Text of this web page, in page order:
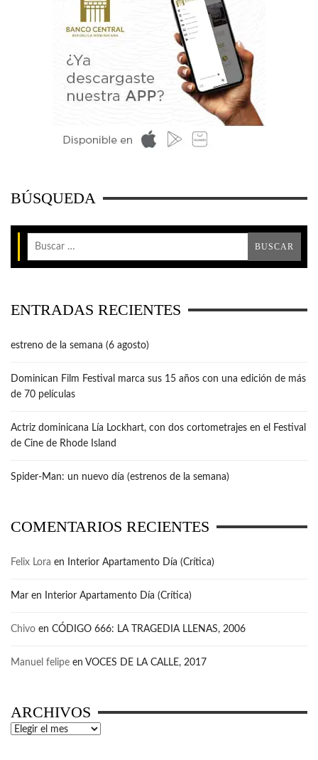
BÚSQUEDA
ENTRADAS RECIENTES
estreno de la semana (6 agosto)
Dominican Film Festival marca sus 15 años con una edición de más
de 70 películas
Actriz dominicana Lía Lockhart, con dos cortometrajes en el Festival
de Cine de Rhode Island
Spider-Man: un nuevo día (estrenos de la semana)
COMENTARIOS RECIENTES
Felix Lora en Interior Apartamento Día (Crítica)
Mar en Interior Apartamento Día (Crítica)
Chivo en CÓDIGO 666: LA TRAGEDIA LLENAS, 2006
Manuel felipe en VOCES DE LA CALLE, 2017
ARCHIVOS
Archivos